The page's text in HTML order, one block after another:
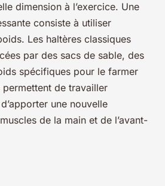
dimension à l’exercice. Une
consiste à utiliser
Les haltères classiques
par des sacs de sable, des
spécifiques pour le farmer
de travailler
une nouvelle
de la main et de l’avant-